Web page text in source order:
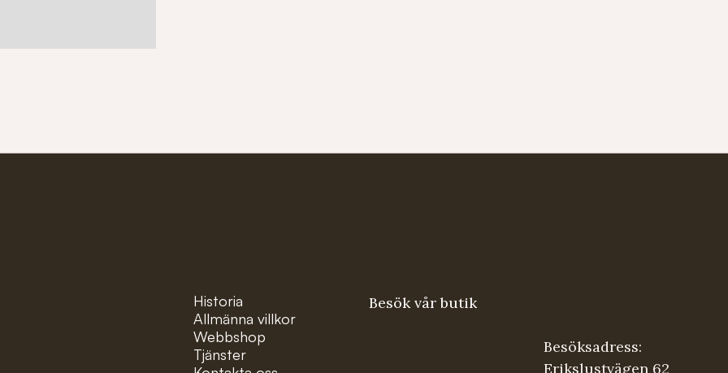
Historia
Allmänna villkor
Webbshop
Tjänster
Besök vår butik
Besöksadress:
Erikslustvägen 62